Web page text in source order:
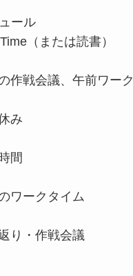
ール
（または読書）
作戦会議、午前ワーク
み
間
ワークタイム
り・作戦会議